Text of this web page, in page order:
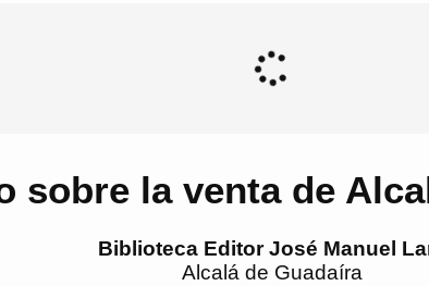
sobre la venta de
Biblioteca Editor José Manuel
Alcalá de Guadaíra